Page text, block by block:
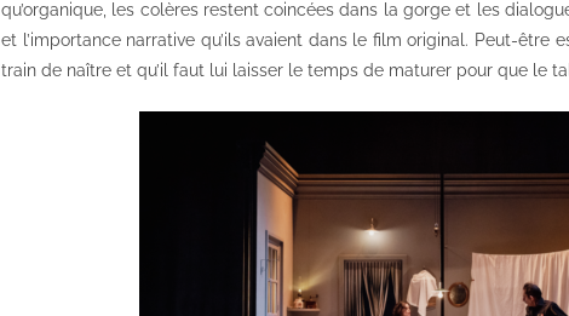
qu’organique, les colères restent coincées dans la gorge et les
et l’importance narrative qu’ils avaient dans le film original. Peut-
train de naître et qu’il faut lui laisser le temps de maturer pour que le